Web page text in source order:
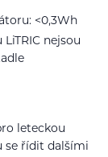
<0,3Wh
nejsou
leteckou
se řídit dalšími